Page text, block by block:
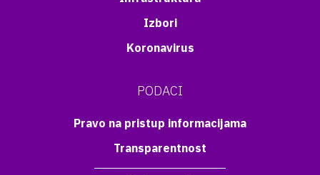
Izbori
Koronavirus
PODACI
Pravo na pristup informacijama
Transparentnost